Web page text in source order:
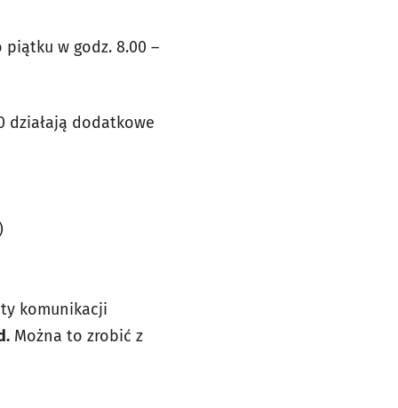
piątku w godz. 8.00 –
działają dodatkowe
komunikacji
Można to zrobić z